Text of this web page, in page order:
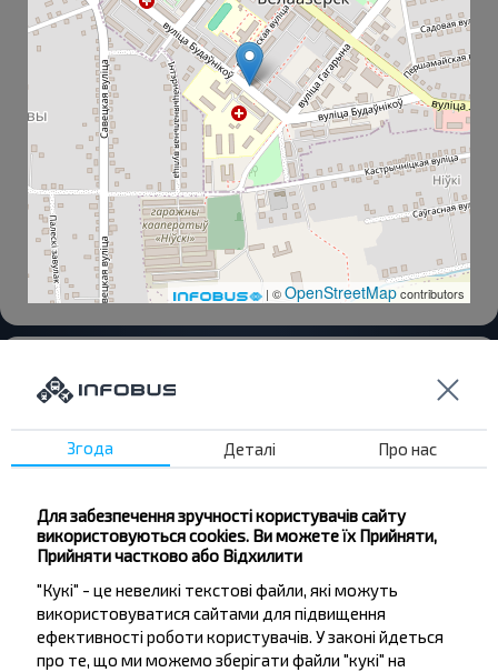
| ©OpenStreetMapcontributors
Белоозерск АК
Рабочий Поселок
Профилакторий
Больница
Магазин №9
Микрорайон Нивы
Пески мр-н
Березовская ГРЭС
Згода Деталі Про нас
Для забезпечення зручності користувачів сайту
використовуються cookies. Ви можете їх Прийняти,
Прийняти частково або Відхилити
"Кукі" - це невеликі текстові файли, які можуть
використовуватися сайтами для підвищення
ефективності роботи користувачів. У законі йдеться
про те, що ми можемо зберігати файли "кукі" на